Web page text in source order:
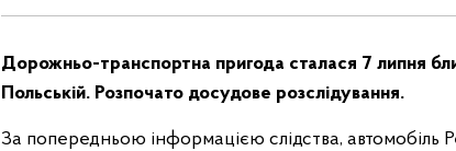
Дорожньо-транспортна пригода сталася 7 липня
Польській. Розпочато досудове розслідування.
За попередньою інформацією слідства, автомобіль